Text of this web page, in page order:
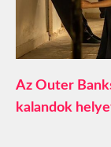
Az Outer
kalandok